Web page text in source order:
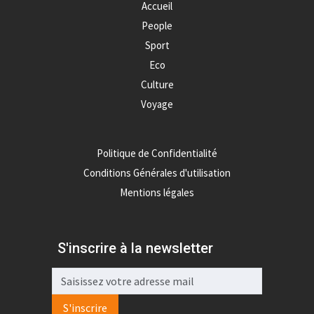
Accueil
People
Sport
Eco
Culture
Voyage
Politique de Confidentialité
Conditions Générales d'utilisation
Mentions légales
S'inscrire à la newsletter
S'inscrire